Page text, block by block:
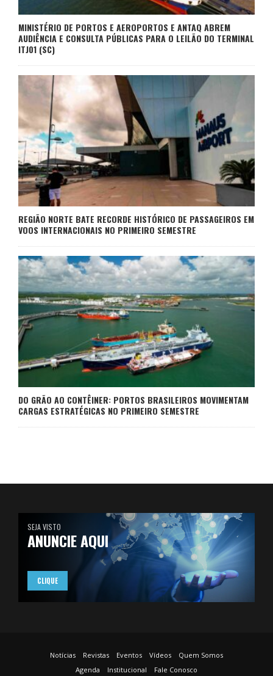
MINISTÉRIO DE PORTOS E AEROPORTOS E ANTAQ ABREM
AUDIÊNCIA E CONSULTA PÚBLICAS PARA O LEILÃO DO TERMINAL
ITJ01 (SC)
REGIÃO NORTE BATE RECORDE HISTÓRICO DE PASSAGEIROS EM
VOOS INTERNACIONAIS NO PRIMEIRO SEMESTRE
DO GRÃO AO CONTÊINER: PORTOS BRASILEIROS MOVIMENTAM
CARGAS ESTRATÉGICAS NO PRIMEIRO SEMESTRE
SEJA VISTO
ANUNCIE AQUI
CLIQUE
Notícias Revistas Eventos Vídeos
Quem Somos
Agenda
Institucional Fale Conosco